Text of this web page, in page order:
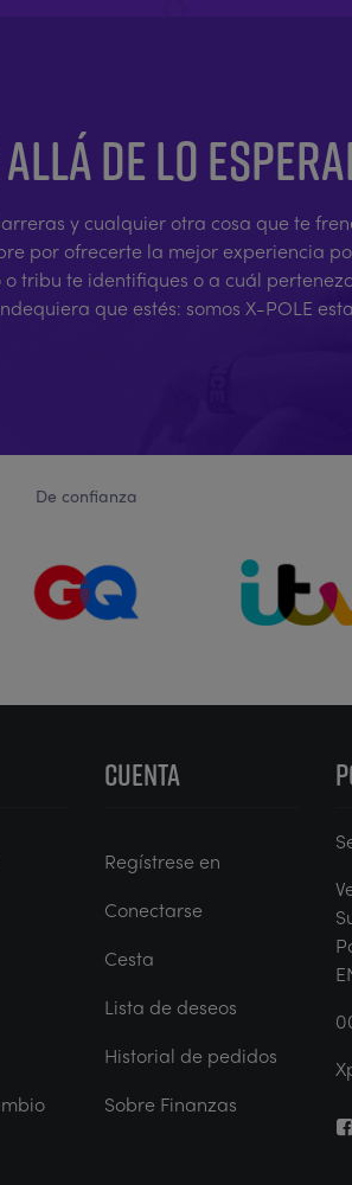
DE LO
y cualquier otra cosa que te
por ofrecerte la mejor experiencia
te identifiques o a cuál
que estés: somos X-POLE
De confianza
CUENTA
Regístrese en
Conectarse
Cesta
Lista de deseos
Historial de pedidos
Sobre Finanzas